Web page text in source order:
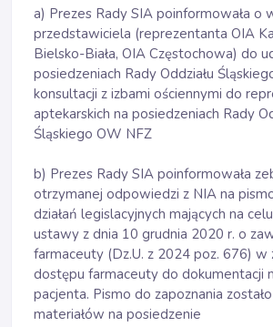
a) Prezes Rady SIA poinformowała o
przedstawiciela (reprezentanta OIA
Bielsko-Biała, OIA Częstochowa) do
posiedzeniach Rady Oddziału
konsultacji z izbami ościennymi do
aptekarskich na posiedzeniach Rady
Śląskiego OW NFZ
b) Prezes Rady SIA poinformowała
otrzymanej odpowiedzi z NIA na
działań legislacyjnych mających na
ustawy z dnia 10 grudnia 2020 r. o
farmaceuty (Dz.U. z 2024 poz. 676) w
dostępu farmaceuty do dokumentacji
pacjenta. Pismo do zapoznania
materiałów na posiedzenie